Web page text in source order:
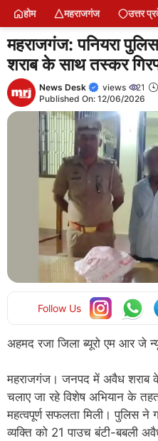
Skip
content
होम महराजगंज उत्तर
महराजगंज: पनियरा
शराब के साथ तस्कर
News Desk views 21
Published On: 12/06/2026
Follow Us
अहमद रजा जिला ब्यूरो एम आर जे
महराजगंज। जनपद में अवैध शराब
चलाए जा रहे विशेष अभियान के
महत्वपूर्ण सफलता मिली। पुलिस ने
व्यक्ति को 21 पाउच बंटी-बबली